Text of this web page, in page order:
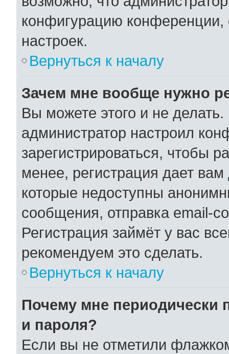
конфигурацию конференции,
настроек.
Вернуться к началу
Зачем мне вообще нужно
Вы можете этого и не делать.
администратор настроил
зарегистрироваться, чтобы
менее, регистрация дает
которые недоступны
сообщения, отправка email-
Регистрация займёт у вас
рекомендуем это сделать.
Вернуться к началу
Почему мне периодически
и пароля?
Если вы не отметили